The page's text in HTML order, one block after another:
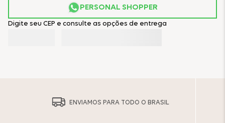
PERSONAL SHOPPER
Digite seu CEP e consulte as opções de entrega
ENVIAMOS PARA TODO O BRASIL